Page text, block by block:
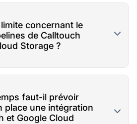
concernant le
de Calltouch
Storage ?
faut-il prévoir
place une intégration
et Google Cloud